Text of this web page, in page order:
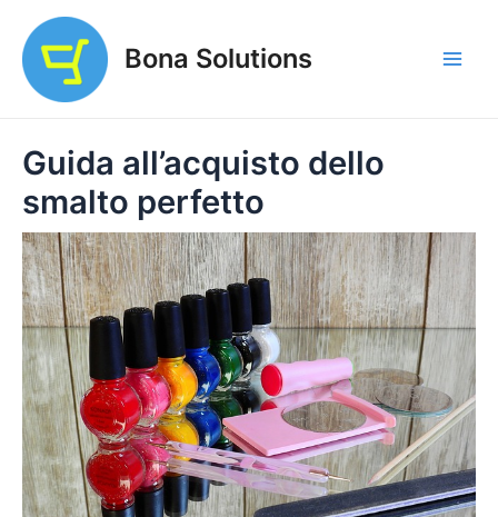
contenuto
Bona Solutions
Guida all’acquisto dello
smalto perfetto